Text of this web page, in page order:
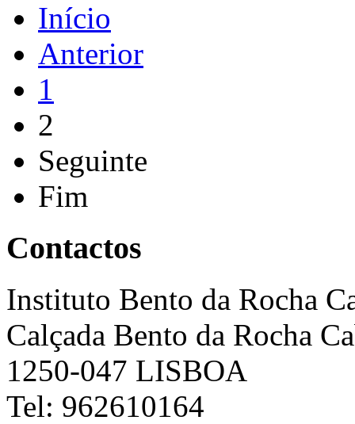
Início
Anterior
1
2
Seguinte
Fim
Contactos
Instituto Bento da Rocha
Calçada Bento da Rocha
1250-047 LISBOA
Tel: 962610164